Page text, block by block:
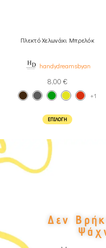
Πλεκτό Χελωνάκι Μπρελόκ
handydreamsbyan
8,00 €
+1
ΕΠΙΛΟΓΉ
Δεν